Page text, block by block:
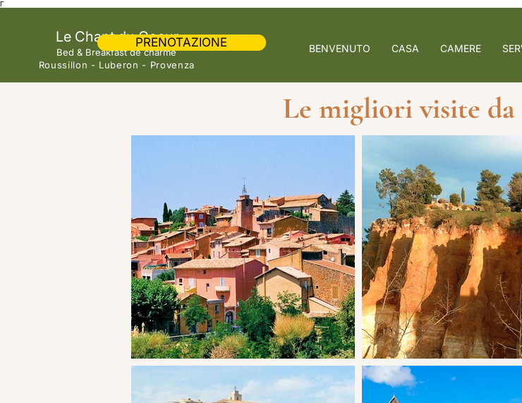
Γ
Le Chant du Coeur
Bed & Breakfast de charme
Roussillon - Luberon - Provenza
PRENOTAZIONE BENVENUTO CASA CAMERE
Le migliori visite da